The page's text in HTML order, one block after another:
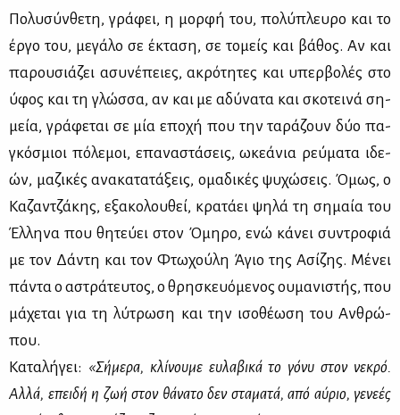
Πο­λυ­σύν­θε­τη, γρά­φει, η μορ­φή του, πο­λύ­πλευ­ρο και το
έρ­γο του, με­γά­λο σε έκτα­ση, σε το­μείς και βά­θος. Αν και
πα­ρου­σιά­ζει ασυ­νέ­πειες, ακρό­τη­τες και υπερ­βο­λές στο
ύφος και τη γλώσ­σα, αν και με αδύ­να­τα και σκο­τει­νά ση­
μεία, γρά­φε­ται σε μία επο­χή που την τα­ρά­ζουν δύο πα­
γκό­σμιοι πό­λε­μοι, επα­να­στά­σεις, ωκε­ά­νια ρεύ­μα­τα ιδε­
ών, μα­ζι­κές ανα­κα­τα­τά­ξεις, ομα­δι­κές ψυ­χώ­σεις. Όμως, ο
Κα­ζαν­τζά­κης, εξα­κο­λου­θεί, κρα­τά­ει ψη­λά τη ση­μαία του
Έλ­λη­να που θη­τεύ­ει στον Όμη­ρο, ενώ κά­νει συ­ντρο­φιά
με τον Δά­ντη και τον Φτω­χού­λη Άγιο της Ασί­ζης. Μέ­νει
πά­ντα ο αστρά­τευ­τος, ο θρη­σκευό­με­νος ου­μα­νι­στής, που
μά­χε­ται για τη λύ­τρω­ση και την ισο­θέ­ω­ση του Αν­θρώ­
που.
Κα­τα­λή­γει: «Σή­με­ρα, κλί­νου­με ευ­λα­βι­κά το γό­νυ στον νε­κρό.
Αλ­λά, επει­δή η ζωή στον θά­να­το δεν στα­μα­τά, από αύ­ριο, γε­νε­ές